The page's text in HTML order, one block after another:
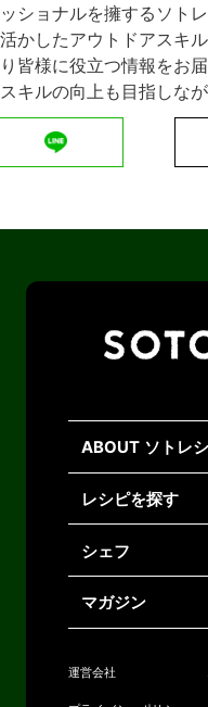
ッショナルを擁するソト
活かしたアウトドアスキ
り皆様に役立つ情報をお
スキルの向上も目指しな
ABOUT ソトレ
レシピを探す
シェフ
マガジン
運営会社